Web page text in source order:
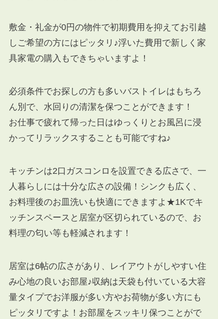
敷金・礼金が0円の物件で初期費用を抑えてお引越
しご希望の方にはピッタリ♪浮いた費用で新しく家
具家電の購入もできちゃいますよ！
必須条件でお探しの方も多いバストイレはもちろ
ん別で、水回りの清潔を保つことができます！
お仕事で疲れて帰った日はゆっくりとお風呂に浸
かってリラックスすることも可能ですね♪
キッチンは2口ガスコンロを設置できる広さで、一
人暮らしには十分な広さの設備！シンクも広く、
お料理後のお皿洗いも快適にできますよ★1Kでキ
ッチンスペースと居室が区切られているので、お
料理の匂い等も軽減されます！
居室は6帖の広さがあり、レイアウトがしやすい住
み心地の良いお部屋♪収納は天袋も付いている大容
量タイプでお洋服が多い方やお荷物が多い方にも
ピッタリですよ！お部屋をスッキリ保つことがで